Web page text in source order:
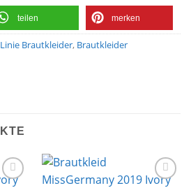
teilen merken
Brautkleider, Brautkleider